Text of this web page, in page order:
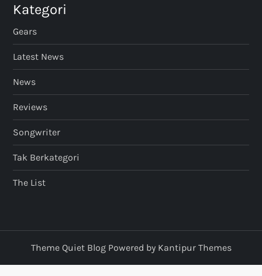
Kategori
Gears
Latest News
News
Reviews
Songwriter
Tak Berkategori
The List
Theme Quiet Blog Powered by Kantipur Themes